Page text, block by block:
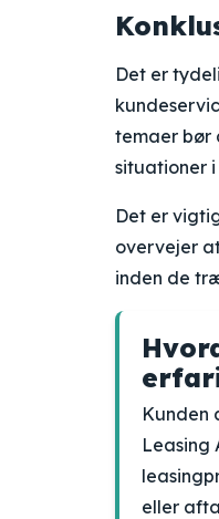
Det er
temaer bør
situationer
Det er
overvejer
inden de
Kunden
Leasing
eller